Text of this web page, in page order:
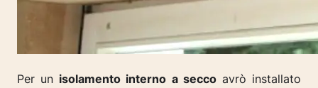
Per un isolamento interno a seccoavrò installato